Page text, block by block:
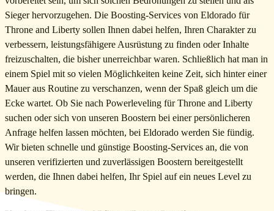
Sieger hervorzugehen. Die Boosting-Services von Eldorado für
Throne and Liberty sollen Ihnen dabei helfen, Ihren Charakter zu
verbessern, leistungsfähigere Ausrüstung zu finden oder Inhalte
freizuschalten, die bisher unerreichbar waren. Schließlich hat man in
einem Spiel mit so vielen Möglichkeiten keine Zeit, sich hinter einer
Mauer aus Routine zu verschanzen, wenn der Spaß gleich um die
Ecke wartet. Ob Sie nach Powerleveling für Throne and Liberty
suchen oder sich von unseren Boostern bei einer persönlicheren
Anfrage helfen lassen möchten, bei Eldorado werden Sie fündig.
Wir bieten schnelle und günstige Boosting-Services an, die von
unseren verifizierten und zuverlässigen Boostern bereitgestellt
werden, die Ihnen dabei helfen, Ihr Spiel auf ein neues Level zu
bringen.